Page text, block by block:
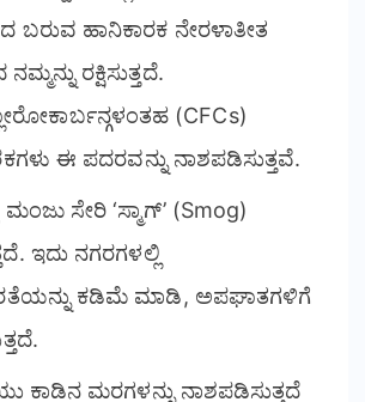
ಹಾನಿಕಾರಕ ನೇರಳಾತೀತ
ರಕ್ಷಿಸುತ್ತದೆ.
(CFCs)
ಈ ಪದರವನ್ನು ನಾಶಪಡಿಸುತ್ತವೆ.
ಸೇರಿ ‘ಸ್ಮಾಗ್’ (Smog)
ಇದು ನಗರಗಳಲ್ಲಿ
ಕಡಿಮೆ ಮಾಡಿ, ಅಪಘಾತಗಳಿಗೆ
ಕಾಡಿನ ಮರಗಳನ್ನು ನಾಶಪಡಿಸುತ್ತದೆ